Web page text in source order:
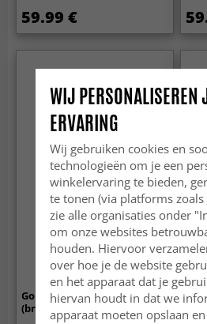
59.99 €
Gordijn - Shiloh
(bruin/beige)
WIJ PERSONALISEREN
ERVARING
Wij gebruiken cookies en
technologieën om je een
winkelervaring te bieden,
te tonen (via platforms zoals
zie alle organisaties onder
om onze websites
houden. Hiervoor
over hoe je de website
en het apparaat dat je
hiervan houdt in dat we
apparaat moeten opslaan